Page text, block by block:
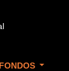
FONDOS